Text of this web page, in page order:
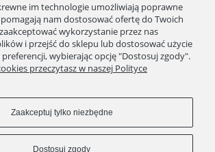
im technologie umożliwiają poprawne
nam dostosować ofertę do Twoich
wykorzystanie przez nas
i przejść do sklepu lub dostosować użycie
wybierając opcję "Dostosuj zgody".
przeczytasz w naszej Polityce
Zaakceptuj tylko niezbędne
Dostosuj zgody